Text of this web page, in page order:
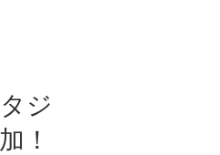
ジ
！